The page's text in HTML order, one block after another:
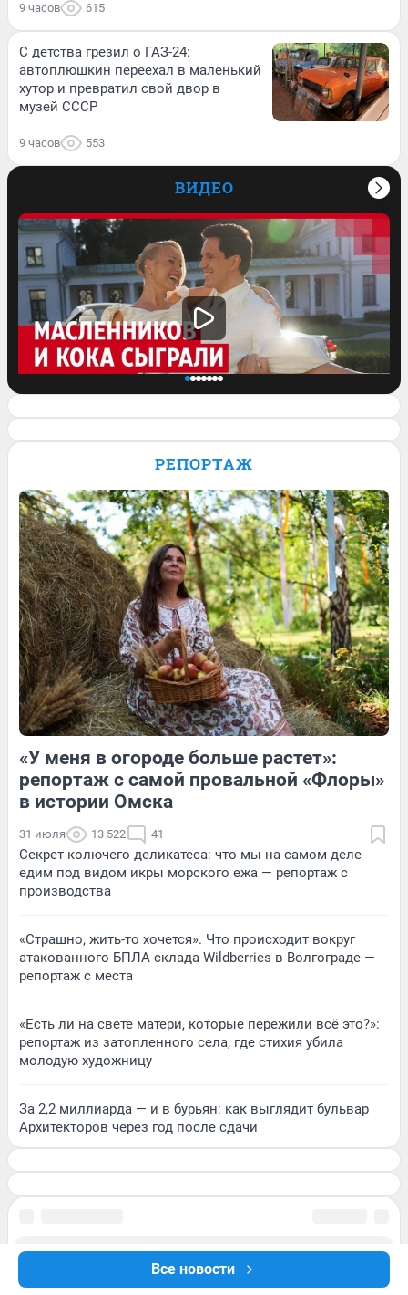
Все новости
9 часов 615
С детства грезил о ГАЗ-24:
автоплюшкин переехал в маленький
хутор и превратил свой двор в
музей СССР
9 часов 553
ВИДЕО
сыграли свадьбу. Кадры с торжества и
3 Обсудить
Обсудить Обсудить
1 Обсудить 3 Обсудить
РЕПОРТАЖ
«У меня в огороде больше растет»:
репортаж с самой провальной «Флоры»
в истории Омска
31 июля 13 522 41
Секрет колючего деликатеса: что мы на самом деле
едим под видом икры морского ежа — репортаж с
производства
«Страшно, жить-то хочется». Что происходит вокруг
атакованного БПЛА склада Wildberries в Волгограде —
репортаж с места
«Есть ли на свете матери, которые пережили всё это?»:
репортаж из затопленного села, где стихия убила
молодую художницу
За 2,2 миллиарда — и в бурьян: как выглядит бульвар
Архитекторов через год после сдачи